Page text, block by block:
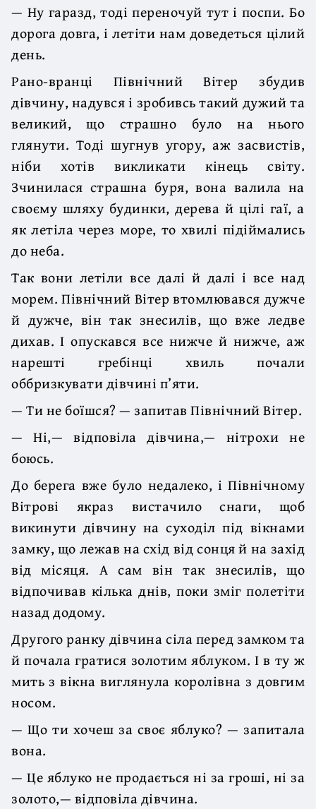
— Ну гаразд, тоді переночуй тут і поспи. Бо
дорога довга, і летіти нам доведеться цілий
день.
Рано-вранці Північний Вітер збудив
дівчину, надувся і зробивсь такий дужий та
великий, що страшно було на нього
глянути. Тоді шугнув угору, аж засвистів,
ніби хотів викликати кінець світу.
Зчинилася страшна буря, вона валила на
своєму шляху будинки, дерева й цілі гаї, а
як летіла через море, то хвилі підіймались
до неба.
Так вони летіли все далі й далі і все над
морем. Північний Вітер втомлювався дужче
й дужче, він так знесилів, що вже ледве
дихав. І опускався все нижче й нижче, аж
нарешті гребінці хвиль почали
оббризкувати дівчині п’яти.
— Ти не боїшся? — запитав Північний Вітер.
— Ні,— відповіла дівчина,— нітрохи не
боюсь.
До берега вже було недалеко, і Північному
Вітрові якраз вистачило снаги, щоб
викинути дівчину на суходіл під вікнами
замку, що лежав на схід від сонця й на захід
від місяця. А сам він так знесилів, що
відпочивав кілька днів, поки зміг полетіти
назад додому.
Другого ранку дівчина сіла перед замком та
й почала гратися золотим яблуком. І в ту ж
мить з вікна виглянула королівна з довгим
носом.
— Що ти хочеш за своє яблуко? — запитала
вона.
— Це яблуко не продається ні за гроші, ні за
золото,— відповіла дівчина.